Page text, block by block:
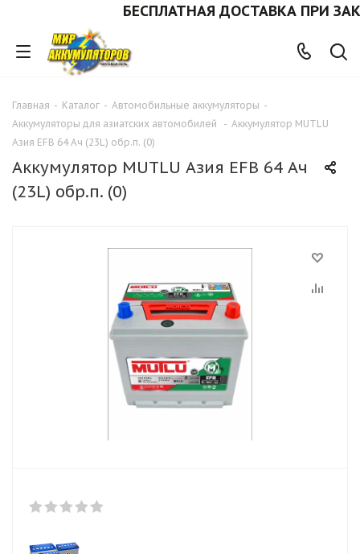
БЕСПЛАТНАЯ ДОСТАВКА ПРИ
Главная - Каталог - Автомобильные аккумуляторы -
Аккумуляторы для азиатских автомобилей
- Аккумулятор MUTLU
Азия EFB 64 Ач (23L) обр.п. (0)
Аккумулятор MUTLU Азия EFB 64 Ач
(23L) обр.п. (0)